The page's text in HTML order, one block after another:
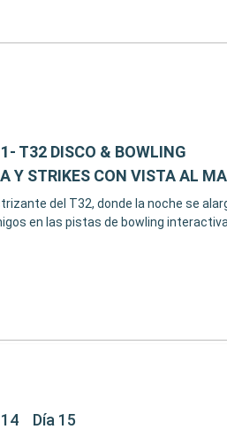
1- T32 DISCO & BOWLING
Y STRIKES CON VISTA AL
del T32, donde la noche se
en las pistas de bowling
Día 15